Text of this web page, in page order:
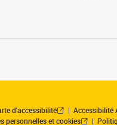
d'accessibilité Accessibilité
personnelles et cookies